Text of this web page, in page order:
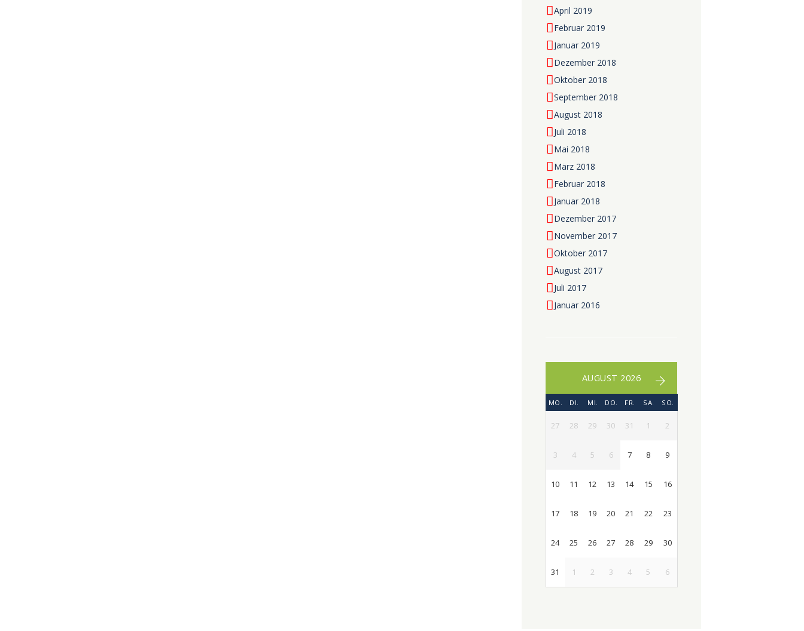
April 2019
Februar 2019
Januar 2019
Dezember 2018
Oktober 2018
September 2018
August 2018
Juli 2018
Mai 2018
März 2018
Februar 2018
Januar 2018
Dezember 2017
November 2017
Oktober 2017
August 2017
Juli 2017
Januar 2016
AUGUST 2026
MO. DI. MI. DO. FR. SA. SO.
27 28 29 30 31 1 2
3 4 5 6 7 8 9
10 11 12 13 14 15 16
17 18 19 20 21 22 23
24 25 26 27 28 29 30
31 1 2 3 4 5 6